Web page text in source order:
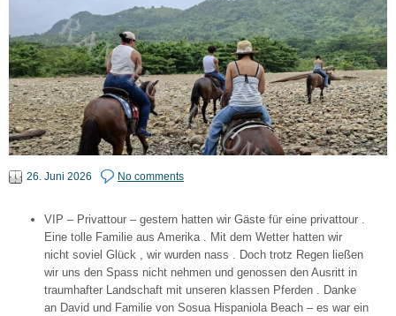
26. Juni 2026 No comments
VIP – Privattour – gestern hatten wir Gäste für eine privattour .
Eine tolle Familie aus Amerika . Mit dem Wetter hatten wir
nicht soviel Glück , wir wurden nass . Doch trotz Regen ließen
wir uns den Spass nicht nehmen und genossen den Ausritt in
traumhafter Landschaft mit unseren klassen Pferden . Danke
an David und Familie von Sosua Hispaniola Beach – es war ein